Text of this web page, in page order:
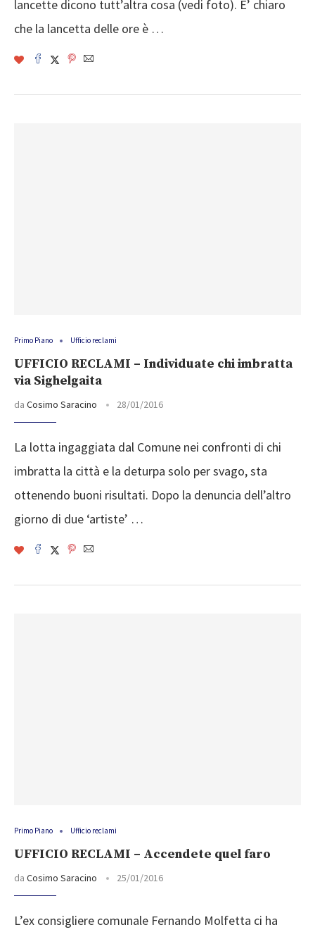
lancette dicono tutt’altra cosa (vedi foto). E’ chiaro
che la lancetta delle ore è …
Primo Piano Ufficio reclami
UFFICIO RECLAMI – Individuate chi imbratta
via Sighelgaita
da Cosimo Saracino 28/01/2016
La lotta ingaggiata dal Comune nei confronti di chi
imbratta la città e la deturpa solo per svago, sta
ottenendo buoni risultati. Dopo la denuncia dell’altro
giorno di due ‘artiste’ …
Primo Piano Ufficio reclami
UFFICIO RECLAMI – Accendete quel faro
da Cosimo Saracino 25/01/2016
L’ex consigliere comunale Fernando Molfetta ci ha